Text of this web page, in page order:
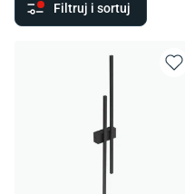
Filtruj i sortuj